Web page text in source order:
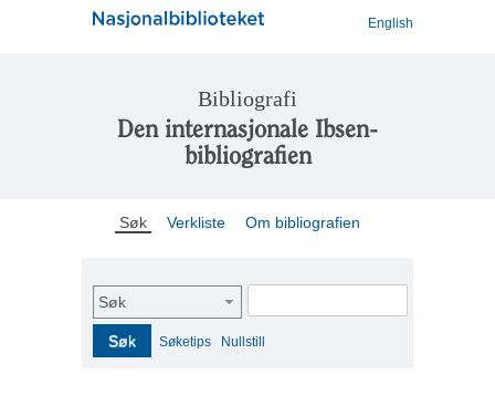
English
Bibliografi
Den internasjonale Ibsen-
bibliografien
Søk Verkliste Om bibliografien
Søk
Søk Søketips Nullstill